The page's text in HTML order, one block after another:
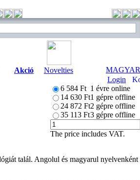
Akció Novelties
MAGYAR
Login
6 584 Ft 1 évre online
14 630 Ft1 gépre offline
24 872 Ft2 gépre offline
35 113 Ft3 gépre offline
The price includes VAT.
talál. Angolul és magyarul nyelvenként